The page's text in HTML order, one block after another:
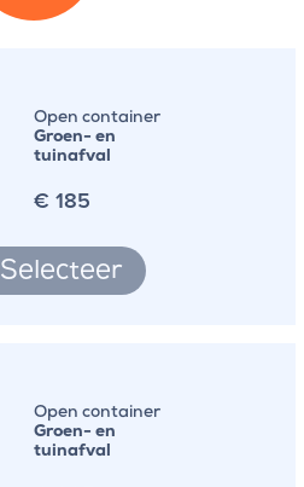
Open container
Groen- en
tuinafval
€ 185
Selecteer
Open container
Groen- en
tuinafval